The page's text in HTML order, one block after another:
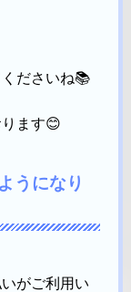
ださいね📚
ます😊
うになり
がご利用い